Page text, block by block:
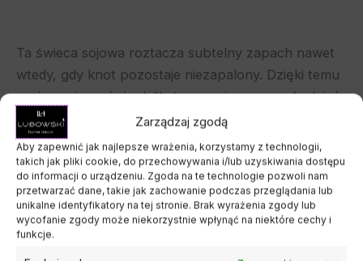
Zarządzaj zgodą
Aby zapewnić jak najlepsze wrażenia, korzystamy z technologii,
takich jak pliki cookie, do przechowywania i/lub uzyskiwania dostępu
do informacji o urządzeniu. Zgoda na te technologie pozwoli nam
przetwarzać dane, takie jak zachowanie podczas przeglądania lub
unikalne identyfikatory na tej stronie. Brak wyrażenia zgody lub
wycofanie zgody może niekorzystnie wpłynąć na niektóre cechy i
funkcje.
Ta świeca sojowa roztacza subtelny zapach nawet
wtedy, gdy knot pozostaje niezapalony. Dzięki temu
możesz cieszyć się delikatną wonią przez cały dzień,
bez konieczności spalania wosku. To świetne
rozwiązanie dla osób, które chcą wypełnić
pomieszczenie przyjemnym aromatem w naturalny i
dyskretny sposób. Co więcej, wybierając naturalne
świece sojowe na jesień, zyskujesz pewność, że są
one bezpieczne, ekologiczne i stworzone z myślą o